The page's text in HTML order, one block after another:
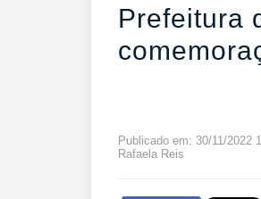
Prefeitura
Publicado em: 30/11/2022
Rafaela Reis